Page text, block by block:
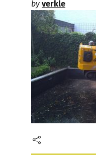
by verkle